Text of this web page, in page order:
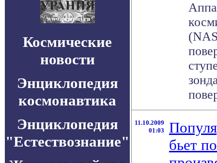
Космические
новости
Энциклопедия
космонавтика
Энциклопедия
"Естествознание"
11.10.2009
01:03
бьет